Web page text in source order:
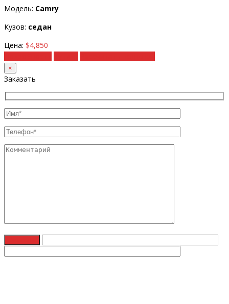
Модель: Camry
Кузов: седан
Цена: $4,850
×
Заказать